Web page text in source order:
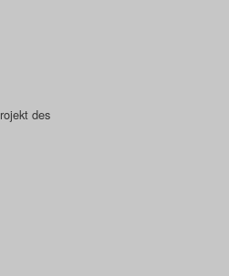
Blog
Blog
des